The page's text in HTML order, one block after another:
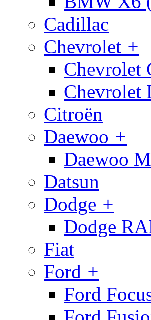
Cadillac
Chevrolet +
Chevrolet
Chevrolet
Citroën
Daewoo +
Daewoo
Datsun
Dodge +
Dodge
Fiat
Ford +
Ford